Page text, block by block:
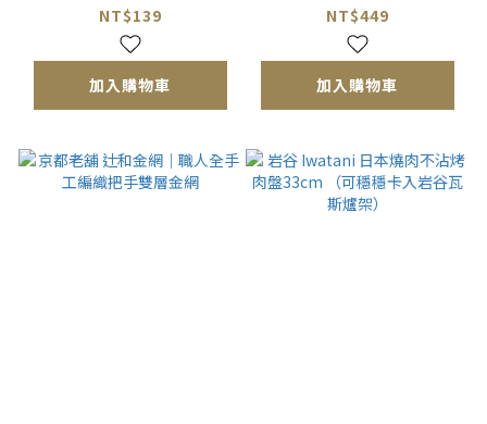
NT$139
加入購物車
NT$449
加入購物車